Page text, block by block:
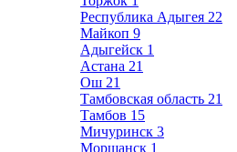
Республика Адыгея 22
Майкоп 9
Адыгейск 1
Астана 21
Ош 21
Тамбовская область 21
Тамбов 15
Мичуринск 3
Моршанск 1